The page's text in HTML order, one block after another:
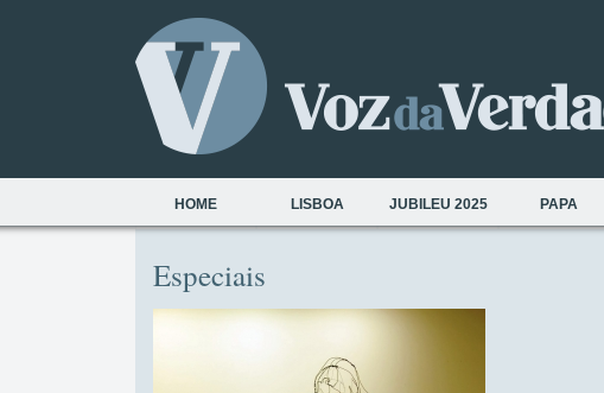
HOME LISBOA JUBILEU 2025 PAPA
Especiais